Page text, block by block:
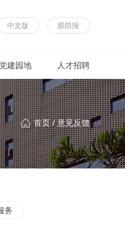
中文版 眼防报
党建园地 人才招聘
首页/意见反馈
务